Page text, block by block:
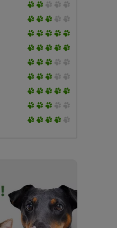
5
3
5
3
5
3
5
3
5
3
5
3
5
3
5
3
5
3